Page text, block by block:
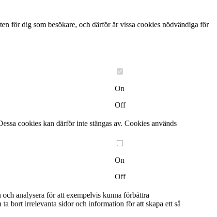
för dig som besökare, och därför är vissa cookies nödvändiga för
On
Off
cookies kan därför inte stängas av. Cookies används
On
Off
analysera för att exempelvis kunna förbättra
bort irrelevanta sidor och information för att skapa ett så